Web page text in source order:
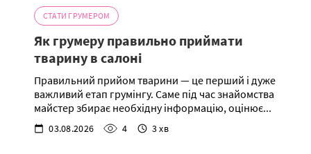
СТАТИ ГРУМЕРОМ
Як грумеру правильно приймати
тварину в салоні
Правильний прийом тварини — це перший і дуже
важливий етап грумінгу. Саме під час знайомства
майстер збирає необхідну інформацію, оцінює...
03.08.2026 4 3 хв